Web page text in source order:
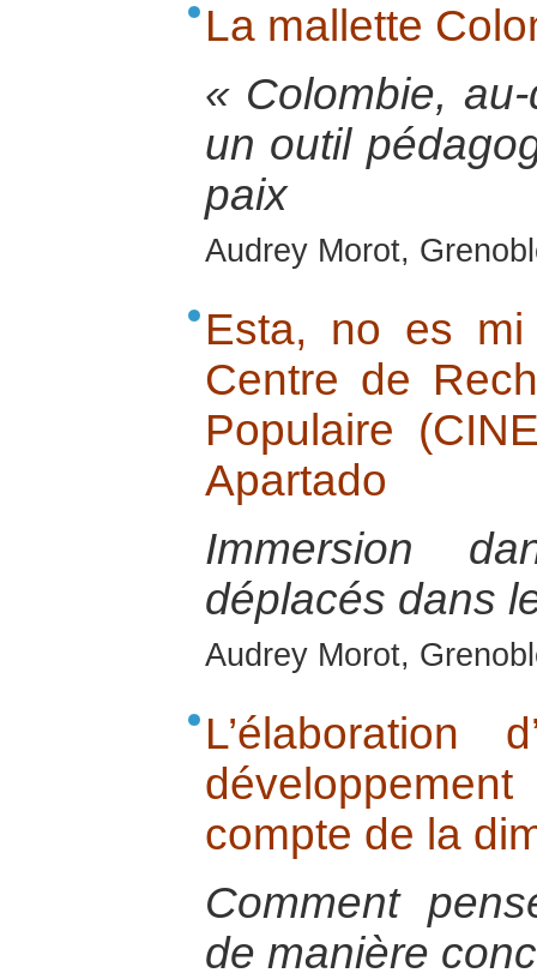
La mallette
« Colombie,
un outil
paix
Audrey Morot,
Esta, no es
Centre de
Populaire
Apartado
Immersion
déplacés dans
Audrey Morot,
L’élaboration
compte de la
Comment
de manière